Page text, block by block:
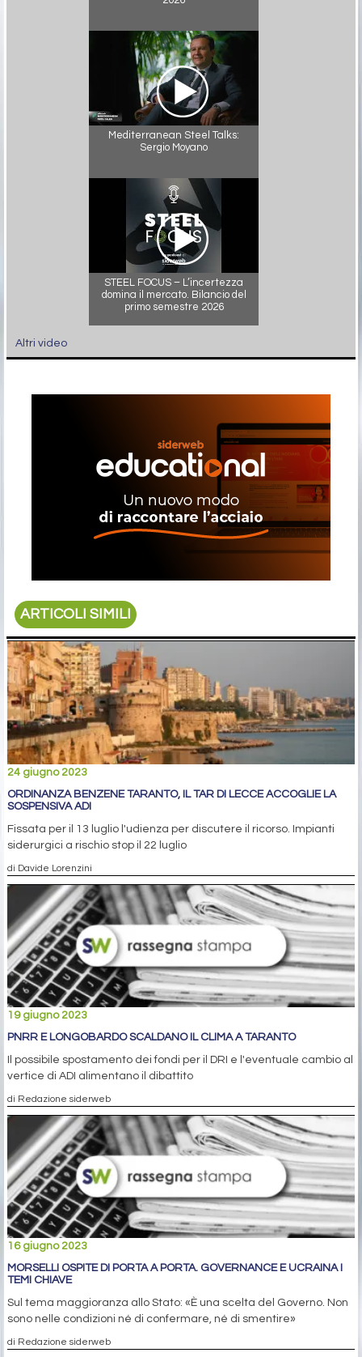
Mediterranean Steel Talks:
Sergio Moyano
STEEL FOCUS – L’incertezza
domina il mercato. Bilancio del
primo semestre 2026
Altri video
ARTICOLI SIMILI
24 giugno 2023
ORDINANZA BENZENE TARANTO, IL TAR DI LECCE ACCOGLIE LA
SOSPENSIVA ADI
Fissata per il 13 luglio l'udienza per discutere il ricorso. Impianti
siderurgici a rischio stop il 22 luglio
di Davide Lorenzini
19 giugno 2023
PNRR E LONGOBARDO SCALDANO IL CLIMA A TARANTO
Il possibile spostamento dei fondi per il DRI e l'eventuale cambio al
vertice di ADI alimentano il dibattito
di Redazione siderweb
16 giugno 2023
MORSELLI OSPITE DI PORTA A PORTA. GOVERNANCE E UCRAINA I
TEMI CHIAVE
Sul tema maggioranza allo Stato: «È una scelta del Governo. Non
sono nelle condizioni né di confermare, né di smentire»
di Redazione siderweb